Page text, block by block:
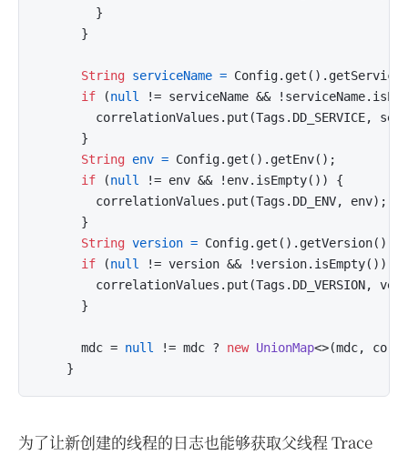
        }
      }
String serviceName =
if (null
!= serviceName &&
correlationValues.put(Tags.DD_SERVICE,
      }
String env = Config.get().getEnv();
if (null
!= env && !env.isEmpty()) {
        correlationValues.put(Tags.DD_ENV, env);
      }
String version = Config.get().getVersion();
if (null
!= version && !version.isEmpty()) {
correlationValues.put(Tags.DD_VERSION,
      }
      mdc =
null != mdc ? new UnionMap<>(mdc,
为了让新创建的线程的日志也能够获取父线程 Trace